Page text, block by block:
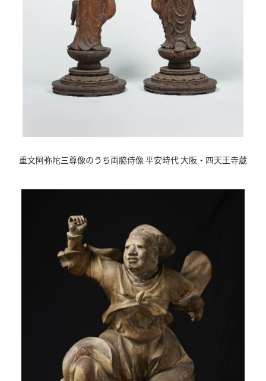
重文阿弥陀三尊像のうち両脇侍像 平安時代 大阪・四天王寺蔵